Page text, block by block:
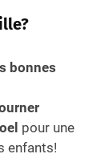
bonnes
pour une
enfants!